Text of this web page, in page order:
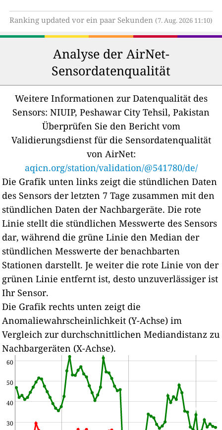
Ranking updated vor ein paar Sekunden (7. Aug. 2026 11:10)
Analyse der AirNet-
Sensordatenqualität
Weitere Informationen zur Datenqualität des
Sensors: NIUIP, Peshawar City Tehsil, Pakistan
Überprüfen Sie den Bericht vom
Validierungsdienst für die Sensordatenqualität
von AirNet:
aqicn.org/station/validation/@541780/de/
Die Grafik unten links zeigt die stündlichen Daten
des Sensors der letzten 7 Tage zusammen mit den
stündlichen Daten der Nachbargeräte. Die rote
Linie stellt die stündlichen Messwerte des Sensors
dar, während die grüne Linie den Median der
stündlichen Messwerte der benachbarten
Stationen darstellt. Je weiter die rote Linie von der
grünen Linie entfernt ist, desto unzuverlässiger ist
Ihr Sensor.
Die Grafik rechts unten zeigt die
Anomaliewahrscheinlichkeit (Y-Achse) im
Vergleich zur durchschnittlichen Mediandistanz zu
Nachbargeräten (X-Achse).
30
40
50
60